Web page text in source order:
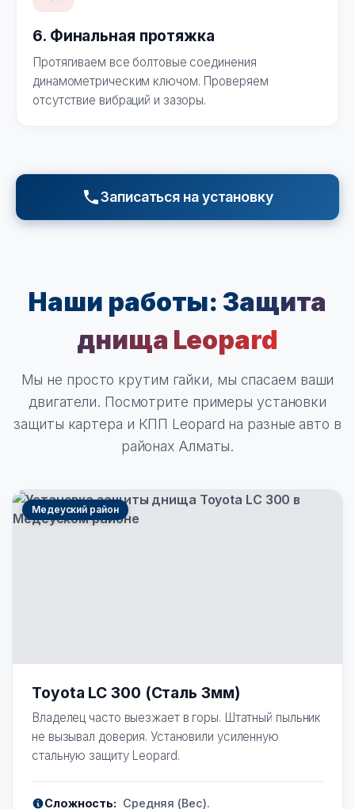
6. Финальная протяжка
Протягиваем все болтовые соединения
динамометрическим ключом. Проверяем
отсутствие вибраций и зазоры.
Записаться на установку
Наши работы: Защита
днища Leopard
Мы не просто крутим гайки, мы спасаем ваши
двигатели. Посмотрите примеры установки
защиты картера и КПП Leopard на разные авто в
районах Алматы.
Медеуский район
Toyota LC 300 (Сталь 3мм)
Владелец часто выезжает в горы. Штатный пыльник
не вызывал доверия. Установили усиленную
стальную защиту Leopard.
Сложность: Средняя (Вес).